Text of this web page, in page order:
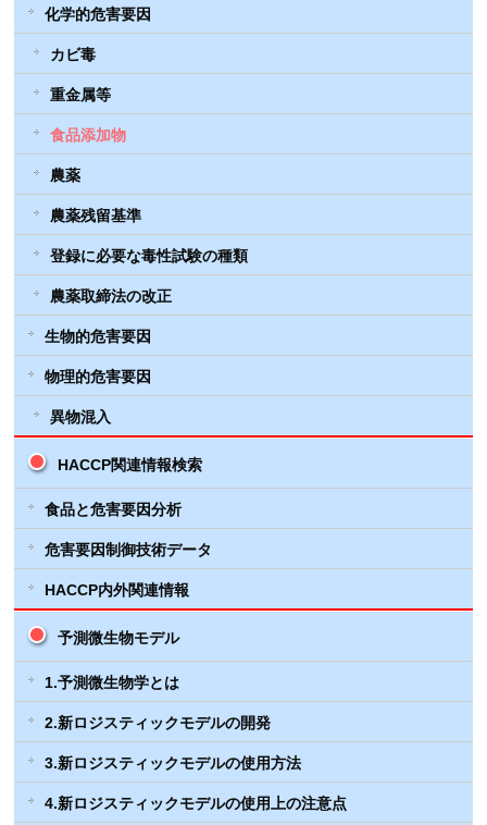
化学的危害要因
カビ毒
重金属等
食品添加物
農薬
農薬残留基準
登録に必要な毒性試験の種類
農薬取締法の改正
生物的危害要因
物理的危害要因
異物混入
HACCP関連情報検索
食品と危害要因分析
危害要因制御技術データ
HACCP内外関連情報
予測微生物モデル
1.予測微生物学とは
2.新ロジスティックモデルの開発
3.新ロジスティックモデルの使用方法
4.新ロジスティックモデルの使用上の注意点